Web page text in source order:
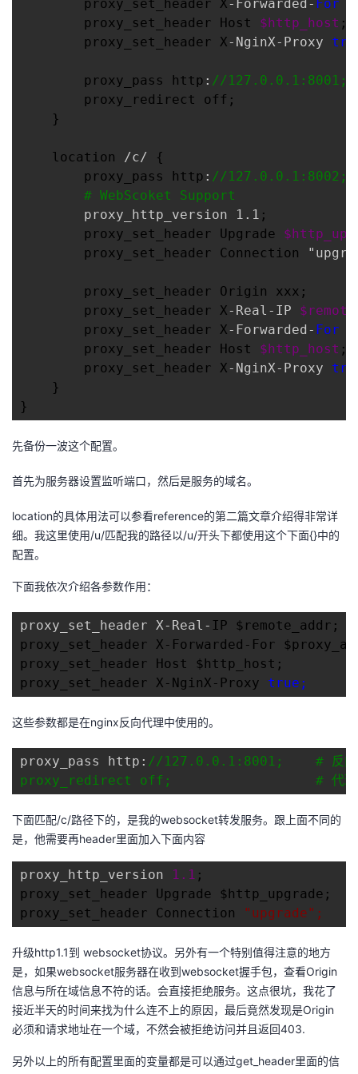
发
者
堂
的
课
程
我
的
认
证
我
的
实
验
我
的
收
Programs
的
支
我
术
支
持
云
声
建
议
        proxy_set_header X
-Forwarded- For
        proxy_set_header Host
$http_host ;
        proxy_set_header X
-NginX-Proxy
        proxy_pass http
: // 127.0.0.1:8001;
        proxy_redirect off;
    }
    location
/c/ {
        proxy_pass http
: // 127.0.0.1:8002;
# WebScoket Support
        proxy_http_version 1.1
;
        proxy_set_header Upgrade
        proxy_set_header Connection
        proxy_set_header Origin xxx;
        proxy_set_header X
-Real-IP
        proxy_set_header X
-Forwarded- For
        proxy_set_header Host
$http_host ;
        proxy_set_header X
-NginX-Proxy
    }
}
先备份一波这个配置。
首先为服务器设置监听端口，然后是服务的域名。
location的具体用法可以参看reference的第二篇文章介绍得非常详
细。我这里使用/u/匹配我的路径以/u/开头下都使用这个下面{}中的
配置。
下面我依次介绍各参数作用：
proxy_set_header X-Real- IP $remote_addr;
proxy_set_header X-Forwarded- For
proxy_set_header Host $http_host;  　　　　　
proxy_set_header X-NginX-Proxy true;  　　　
这些参数都是在nginx反向代理中使用的。
proxy_pass http: // 127.0.0.1:8001;    # 反向
proxy_redirect off;                  # 代理是
下面匹配/c/路径下的，是我的websocket转发服务。跟上面不同的
是，他需要再header里面加入下面内容
proxy_http_version 1.1 ;
proxy_set_header Upgrade $http_upgrade;
proxy_set_header Connection
" upgrade";
升级http1.1到 websocket协议。另外有一个特别值得注意的地方
是，如果websocket服务器在收到websocket握手包，查看Origin
信息与所在域信息不符的话。会直接拒绝服务。这点很坑，我花了
接近半天的时间来找为什么连不上的原因，最后竟然发现是Origin
必须和请求地址在一个域，不然会被拒绝访问并且返回403.
另外以上的所有配置里面的变量都是可以通过get_header里面的信